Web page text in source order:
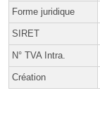
Forme juridique
SIRET
N° TVA Intra.
Création